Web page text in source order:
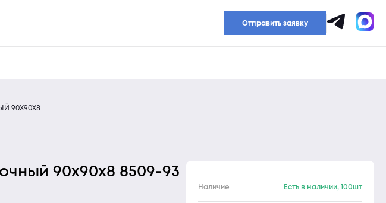
Отправить заявку
90Х90Х8
90х90х8 8509-93
Наличие Есть в наличии, 100шт